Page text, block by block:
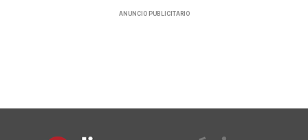
ANUNCIO PUBLICITARIO